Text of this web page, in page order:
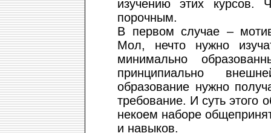
изучению этих курсов.
порочным.
В первом случае –
Мол, нечто нужно
минимально
принципиально
образование нужно
требование. И суть этого
некоем наборе
и навыков.